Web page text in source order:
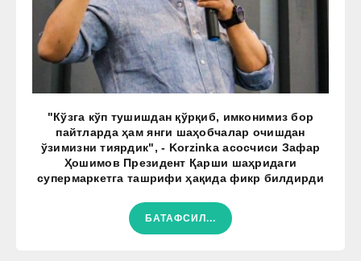
"Кўзга кўп тушишдан қўрқиб, имконимиз бор
пайтларда ҳам янги шаҳобчалар очишдан
ўзимизни тиярдик", - Korzinka асосчиси Зафар
Ҳошимов Президент Қарши шаҳридаги
супермаркетга ташрифи ҳақида фикр билдирди
БАТАФСИЛ...